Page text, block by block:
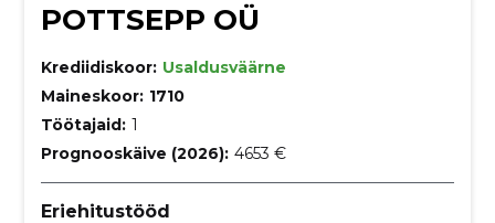
POTTSEPP OÜ
Krediidiskoor: Usaldusväärne
Maineskoor: 1710
Töötajaid: 1
Prognooskäive (2026): 4653 €
Eriehitustööd